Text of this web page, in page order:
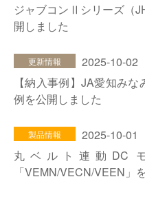
ジャブコンⅡシリーズ（
開しました
更新情報
2025-10-02
【納入事例】JA愛知み
例を公開しました
製品情報
2025-10-01
丸ベルト連動DC
「VEMN/VECN/VEEN」